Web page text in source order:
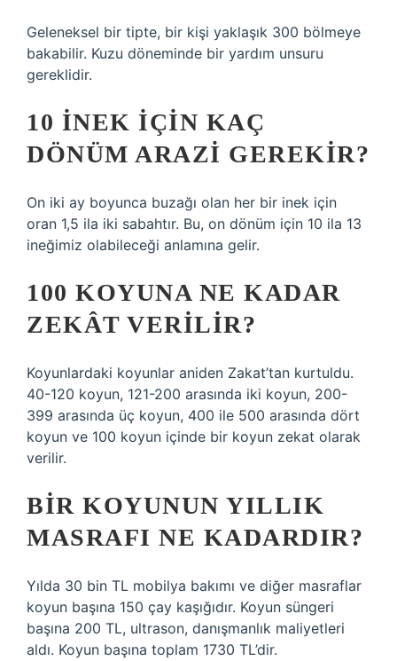
Geleneksel bir tipte, bir kişi yaklaşık 300 bölmeye
bakabilir. Kuzu döneminde bir yardım unsuru
gereklidir.
10 INEK IÇIN KAÇ
DÖNÜM ARAZI GEREKIR?
On iki ay boyunca buzağı olan her bir inek için
oran 1,5 ila iki sabahtır. Bu, on dönüm için 10 ila 13
ineğimiz olabileceği anlamına gelir.
100 KOYUNA NE KADAR
ZEKÂT VERILIR?
Koyunlardaki koyunlar aniden Zakat’tan kurtuldu.
40-120 koyun, 121-200 arasında iki koyun, 200-
399 arasında üç koyun, 400 ile 500 arasında dört
koyun ve 100 koyun içinde bir koyun zekat olarak
verilir.
BIR KOYUNUN YILLIK
MASRAFI NE KADARDIR?
Yılda 30 bin TL mobilya bakımı ve diğer masraflar
koyun başına 150 çay kaşığıdır. Koyun süngeri
başına 200 TL, ultrason, danışmanlık maliyetleri
aldı. Koyun başına toplam 1730 TL’dir.